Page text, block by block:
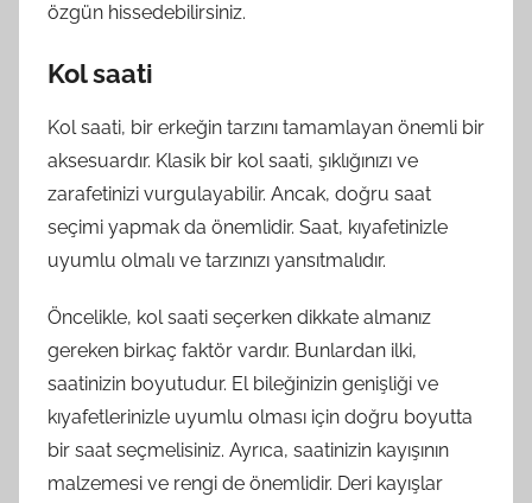
özgün hissedebilirsiniz.
Kol saati
Kol saati, bir erkeğin tarzını tamamlayan önemli bir
aksesuardır. Klasik bir kol saati, şıklığınızı ve
zarafetinizi vurgulayabilir. Ancak, doğru saat
seçimi yapmak da önemlidir. Saat, kıyafetinizle
uyumlu olmalı ve tarzınızı yansıtmalıdır.
Öncelikle, kol saati seçerken dikkate almanız
gereken birkaç faktör vardır. Bunlardan ilki,
saatinizin boyutudur. El bileğinizin genişliği ve
kıyafetlerinizle uyumlu olması için doğru boyutta
bir saat seçmelisiniz. Ayrıca, saatinizin kayışının
malzemesi ve rengi de önemlidir. Deri kayışlar